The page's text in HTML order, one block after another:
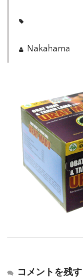
Nakahama
コメントを残す